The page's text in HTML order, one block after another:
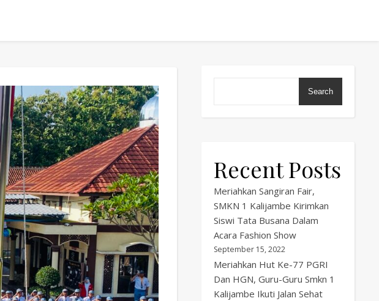
Search
Recent Posts
Meriahkan Sangiran Fair,
SMKN 1 Kalijambe Kirimkan
Siswi Tata Busana Dalam
Acara Fashion Show
September 15, 2022
Meriahkan Hut Ke-77 PGRI
Dan HGN, Guru-Guru Smkn 1
Kalijambe Ikuti Jalan Sehat